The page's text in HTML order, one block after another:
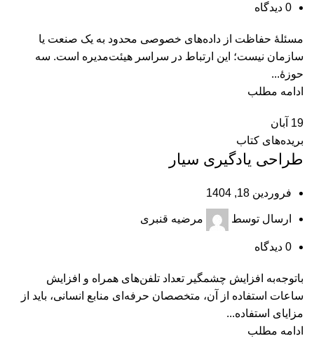
0 دیدگاه
مسئلۀ حفاظت از داده‌های خصوصی محدود به یک صنعت یا
سازمان نیست؛ این ارتباط در سراسر هیئت‌مدیره است. سه
حوزۀ...
ادامه مطلب
19 آبان
بریده‌های کتاب
طراحی یادگیری سیار
فروردین 18, 1404
ارسال توسط مرضیه قنبری
0 دیدگاه
باتوجه‌به افزایش چشمگیر تعداد تلفن‌های همراه و افزایش
ساعات استفاده از آن، متخصصان حرفه‌ای منابع انسانی، باید از
مزایای استفاده...
ادامه مطلب